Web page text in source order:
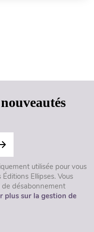
utilisée pour vous
Ellipses. Vous
désabonnement
plus sur la gestion de